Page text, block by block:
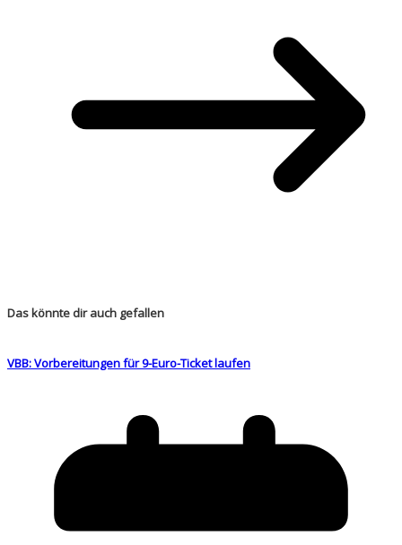
Das könnte dir auch gefallen
VBB: Vorbereitungen für 9-Euro-Ticket laufen